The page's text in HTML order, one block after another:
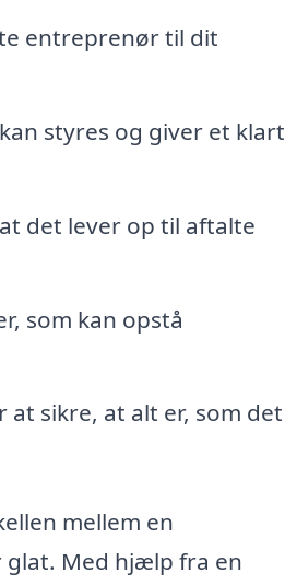
entreprenør til dit
styres og giver et klart
det lever op til aftalte
som kan opstå
sikre, at alt er, som det
mellem en
Med hjælp fra en